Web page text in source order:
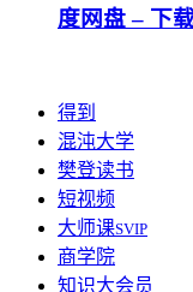
度网盘 – 下
得到
混沌大学
樊登读书
短视频
大师课SVIP
商学院
知识大会员